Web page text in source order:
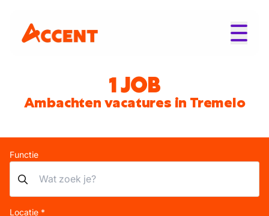
1 JOB
Ambachten vacatures in Tremelo
Functie
Locatie *